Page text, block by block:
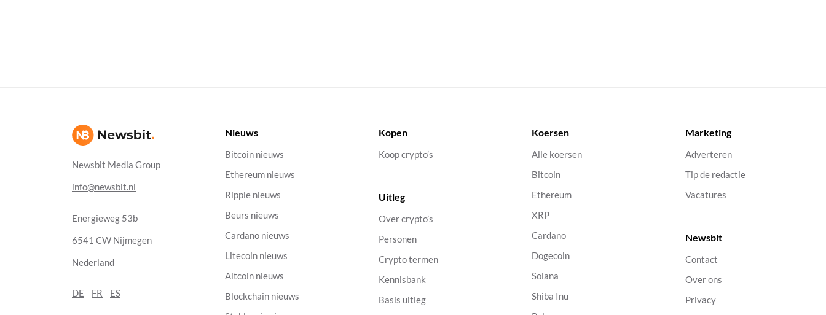
Newsbit Media Group
info@newsbit.nl
Energieweg 53b
6541 CW Nijmegen
Nederland
DE FR ES
Nieuws
Bitcoin nieuws
Ethereum nieuws
Ripple nieuws
Beurs nieuws
Cardano nieuws
Litecoin nieuws
Altcoin nieuws
Blockchain nieuws
Kopen
Koop crypto’s
Uitleg
Over crypto’s
Personen
Crypto termen
Kennisbank
Basis uitleg
Koersen
Alle koersen
Bitcoin
Ethereum
XRP
Cardano
Dogecoin
Solana
Shiba Inu
Marketing
Adverteren
Tip de redactie
Vacatures
Newsbit
Contact
Over ons
Privacy